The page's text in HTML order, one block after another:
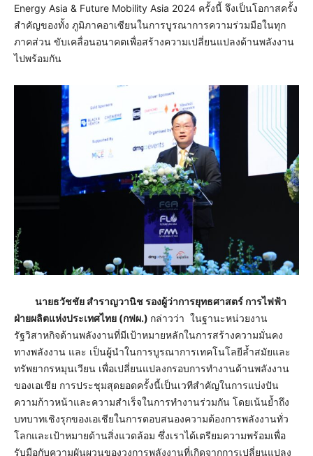
Energy Asia & Future Mobility Asia 2024 ครั้งนี้ จึงเป็นโอกาสครั้ง
สำคัญของทั้ง ภูมิภาคอาเซียนในการบูรณาการความร่วมมือในทุก
ภาคส่วน ขับเคลื่อนอนาคตเพื่อสร้างความเปลี่ยนแปลงด้านพลังงาน
ไปพร้อมกัน
นายธวัชชัย สำราญวานิช รองผู้ว่าการยุทธศาสตร์ การไฟฟ้า
ฝ่ายผลิตแห่งประเทศไทย (กฟผ.) กล่าวว่า ในฐานะหน่วยงาน
รัฐวิสาหกิจด้านพลังงานที่มีเป้าหมายหลักในการสร้างความมั่นคง
ทางพลังงาน และ เป็นผู้นำในการบูรณาการเทคโนโลยีล้ำสมัยและ
ทรัพยากรหมุนเวียน เพื่อเปลี่ยนแปลงกรอบการทำงานด้านพลังงาน
ของเอเชีย การประชุมสุดยอดครั้งนี้เป็นเวทีสำคัญในการแบ่งปัน
ความก้าวหน้าและความสำเร็จในการทำงานร่วมกัน โดยเน้นย้ำถึง
บทบาทเชิงรุกของเอเชียในการตอบสนองความต้องการพลังงานทั่ว
โลกและเป้าหมายด้านสิ่งแวดล้อม ซึ่งเราได้เตรียมความพร้อมเพื่อ
รับมือกับความผันผวนของวงการพลังงานที่เกิดจากการเปลี่ยนแปลง